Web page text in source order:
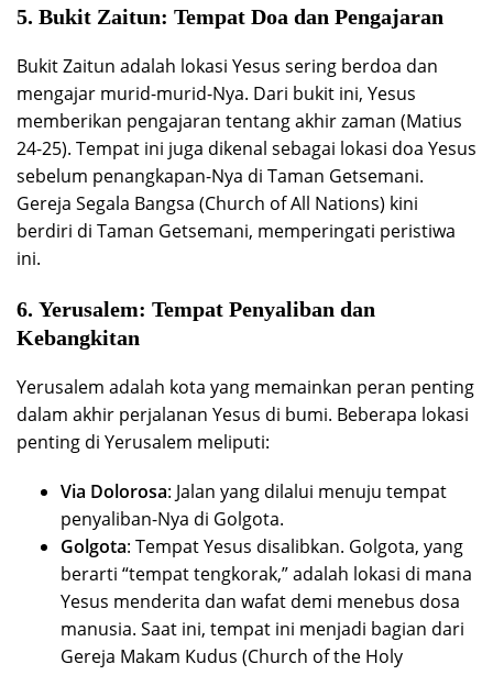
5. Bukit Zaitun: Tempat Doa dan Pengajaran
Bukit Zaitun adalah lokasi Yesus sering berdoa dan
mengajar murid-murid-Nya. Dari bukit ini, Yesus
memberikan pengajaran tentang akhir zaman (Matius
24-25). Tempat ini juga dikenal sebagai lokasi doa Yesus
sebelum penangkapan-Nya di Taman Getsemani.
Gereja Segala Bangsa (Church of All Nations) kini
berdiri di Taman Getsemani, memperingati peristiwa
ini.
6. Yerusalem: Tempat Penyaliban dan
Kebangkitan
Yerusalem adalah kota yang memainkan peran penting
dalam akhir perjalanan Yesus di bumi. Beberapa lokasi
penting di Yerusalem meliputi:
Via Dolorosa: Jalan yang dilalui menuju tempat
penyaliban-Nya di Golgota.
Golgota: Tempat Yesus disalibkan. Golgota, yang
berarti “tempat tengkorak,” adalah lokasi di mana
Yesus menderita dan wafat demi menebus dosa
manusia. Saat ini, tempat ini menjadi bagian dari
Gereja Makam Kudus (Church of the Holy